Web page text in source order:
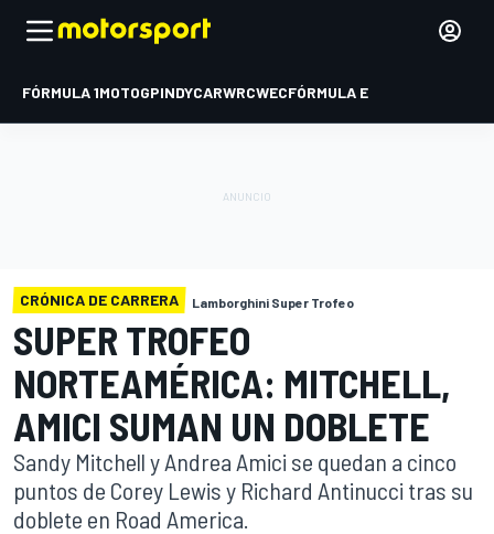
FÓRMULA 1MOTOGPINDYCARWRCWECFÓRMULA E
CRÓNICA DE CARRERA Lamborghini Super Trofeo
SUPER TROFEO
NORTEAMÉRICA: MITCHELL,
AMICI SUMAN UN DOBLETE
Sandy Mitchell y Andrea Amici se quedan a cinco
puntos de Corey Lewis y Richard Antinucci tras su
doblete en Road America.